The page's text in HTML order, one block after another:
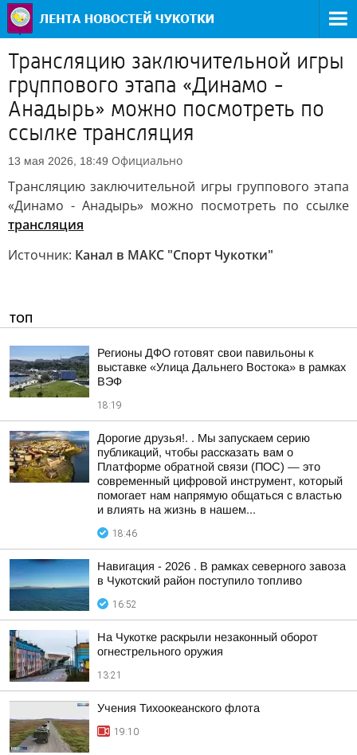
Трансляцию заключительной игры
группового этапа «Динамо -
Анадырь» можно посмотреть по
ссылке трансляция
13 мая 2026, 18:49 Официально
Трансляцию заключительной игры группового этапа
«Динамо - Анадырь» можно посмотреть по ссылке
трансляция
Источник: Канал в МАКС "Спорт Чукотки"
ТОП
Регионы ДФО готовят свои павильоны к
выставке «Улица Дальнего Востока» в рамках
ВЭФ
18:19
Дорогие друзья!. . Мы запускаем серию
публикаций, чтобы рассказать вам о
Платформе обратной связи (ПОС) — это
современный цифровой инструмент, который
помогает нам напрямую общаться с властью
и влиять на жизнь в нашем...
18:46
Навигация - 2026 . В рамках северного завоза
в Чукотский район поступило топливо
16:52
На Чукотке раскрыли незаконный оборот
огнестрельного оружия
13:21
Учения Тихоокеанского флота
19:10